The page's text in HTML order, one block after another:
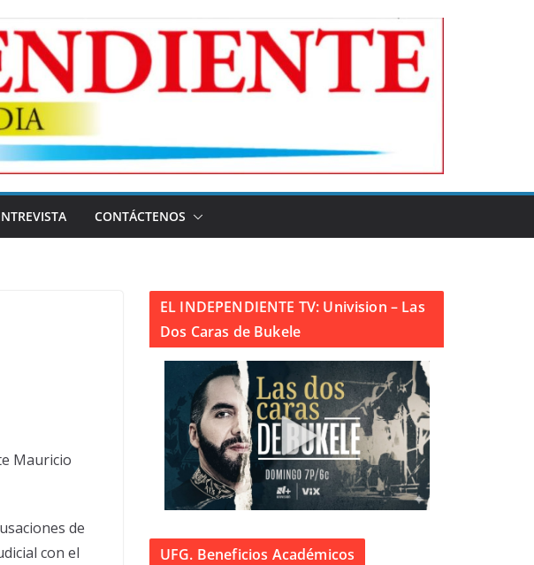
CONTÁCTENOS
Mauricio
de
con el
EL INDEPENDIENTE TV: Univision – Las
Dos Caras de Bukele
UFG. Beneficios Académicos